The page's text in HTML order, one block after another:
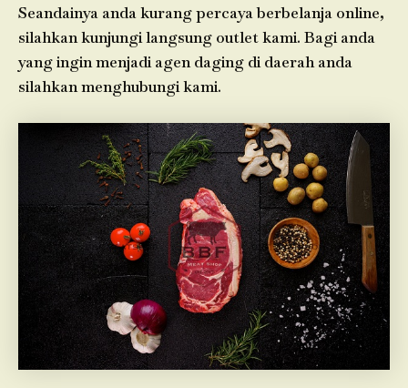
Seandainya anda kurang percaya berbelanja online,
silahkan kunjungi langsung outlet kami. Bagi anda
yang ingin menjadi agen daging di daerah anda
silahkan menghubungi kami.